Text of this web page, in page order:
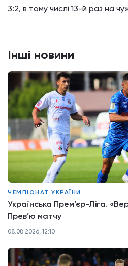
3:2, в тому числі 13-й раз на
Інші новини
ЧЕМПІОНАТ УКРАЇНИ
Українська Прем’єр-Ліга.
Прев’ю матчу
08.08.2026, 12:10